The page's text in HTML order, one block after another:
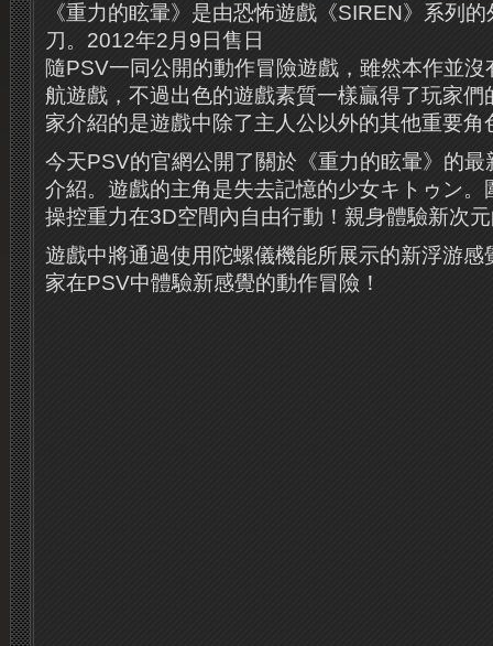
《重力的眩暈》是由恐怖遊戲《SIREN》系列
刀。 2012年2月9日售日
隨PSV一同公開的動作冒險遊戲，雖然本作並
航遊戲，不過出色的遊戲素質一樣贏得了玩家們
家介紹的是遊戲中除了主人公以外的其他重要角
今天PSV的官網公開了關於《重力的眩暈》的
介紹。遊戲的主角是失去記憶的少女キトゥン。
操控重力在3D空間內自由行動！親身體驗新次
遊戲中將通過使用陀螺儀機能所展示的新浮游感
家在PSV中體驗新感覺的動作冒險！